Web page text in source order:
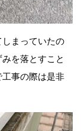
まっていたの
を落とすこと
事の際は是非